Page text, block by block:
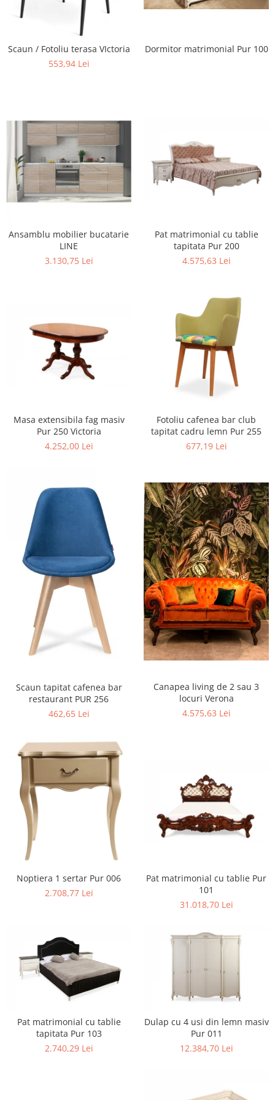
Scaune terasa
Sezlonguri si Baldachine
Scaun / Fotoliu terasa VIctoria
553,94 Lei
Dormitor matrimonial Pur 100
Ansamblu mobilier bucatarie
LINE
3.130,75 Lei
Pat matrimonial cu tablie
tapitata Pur 200
4.575,63 Lei
Masa extensibila fag masiv
Pur 250 Victoria
4.252,00 Lei
Fotoliu cafenea bar club
tapitat cadru lemn Pur 255
677,19 Lei
Scaun tapitat cafenea bar
restaurant PUR 256
462,65 Lei
Canapea living de 2 sau 3
locuri Verona
4.575,63 Lei
Noptiera 1 sertar Pur 006
2.708,77 Lei
Pat matrimonial cu tablie Pur
101
31.018,70 Lei
Pat matrimonial cu tablie
tapitata Pur 103
2.740,29 Lei
Dulap cu 4 usi din lemn masiv
Pur 011
12.384,70 Lei